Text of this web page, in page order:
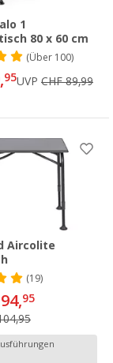
1
80 x 60 cm
(Über100)
95UVP CHF 89,99
Aircolite
(19)
95